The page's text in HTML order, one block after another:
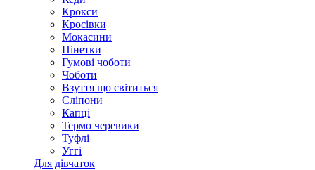
Крокси
Кросівки
Мокасини
Пінетки
Гумові чоботи
Чоботи
Взуття що світиться
Сліпони
Капці
Термо черевики
Туфлі
Уггі
Для дівчаток